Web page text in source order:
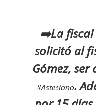
➡️La fiscal
solicitó al
Gómez,
#Astesiano.